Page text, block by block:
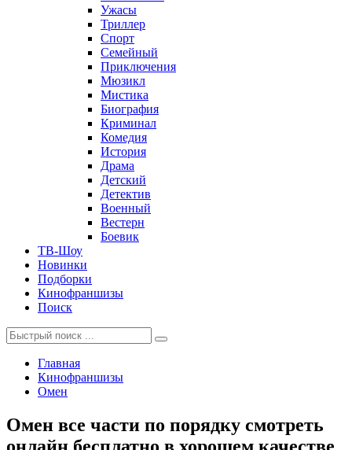
Ужасы
Триллер
Спорт
Семейный
Приключения
Мюзикл
Мистика
Биография
Криминал
Комедия
История
Драма
Детский
Детектив
Военный
Вестерн
Боевик
ТВ-Шоу
Новинки
Подборки
Кинофраншизы
Поиск
Главная
Кинофраншизы
Омен
Омен все части по порядку смотреть